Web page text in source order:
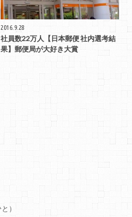
2016.9.28
社員数22万人【日本郵便 社内選考結
果】郵便局が大好き大賞